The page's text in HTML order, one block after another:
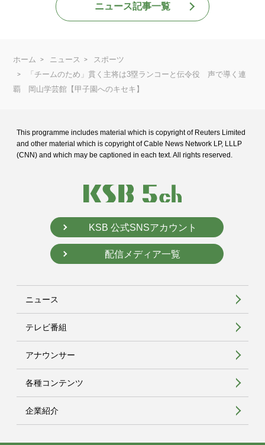
ニュース記事一覧
ホーム ニュース
スポーツ
「チームのため」貫く主将は3塁ランコーと伝令役 声で導く連
覇 岡山学芸館【甲子園へのキセキ】
This programme includes material which is copyright of Reuters Limited
and other material which is copyright of Cable News Network LP, LLLP
(CNN) and which may be captioned in each text. All rights reserved.
KSB 公式SNSアカウント
配信メディア一覧
ニュース
テレビ番組
アナウンサー
各種コンテンツ
企業紹介